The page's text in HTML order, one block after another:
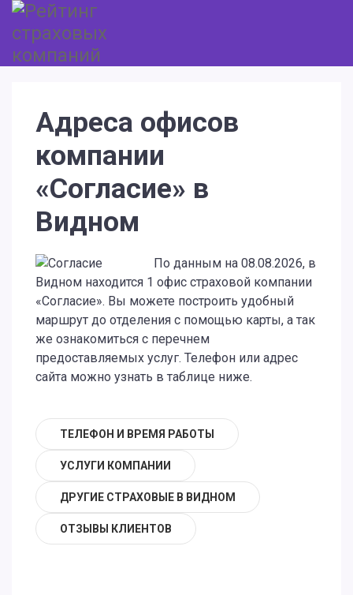
Адреса офисов
компании
«Согласие» в
Видном
По данным на 08.08.2026, в
Видном находится 1 офис страховой компании
«Согласие». Вы можете построить удобный
маршрут до отделения с помощью карты, а так
же ознакомиться с перечнем
предоставляемых услуг. Телефон или адрес
сайта можно узнать в таблице ниже.
ТЕЛЕФОН И ВРЕМЯ РАБОТЫ
УСЛУГИ КОМПАНИИ
ДРУГИЕ СТРАХОВЫЕ В ВИДНОМ
ОТЗЫВЫ КЛИЕНТОВ